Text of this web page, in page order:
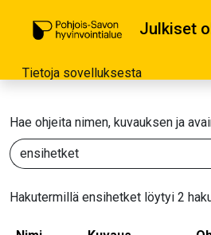
Julkiset
Tietoja sovelluksesta
Hae ohjeita nimen, kuvauksen ja
Hakutermillä ensihetket löytyi 2